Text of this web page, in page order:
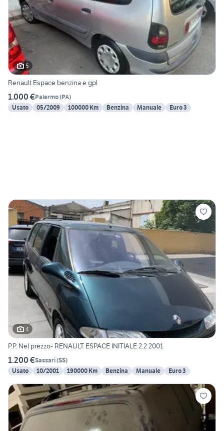
5
Renault Espace benzina e gpl
1.000 €Palermo(PA)
Usato
05/2009 100000 Km Benzina Manuale Euro 3
4
P.P. Nel prezzo- RENAULT ESPACE INITIALE 2.2 2001
1.200 €Sassari(SS)
Usato
10/2001 190000 Km Benzina Manuale Euro 3